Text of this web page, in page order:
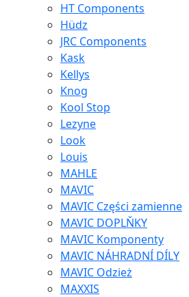
HT Components
Hüdz
JRC Components
Kask
Kellys
Knog
Kool Stop
Lezyne
Look
Louis
MAHLE
MAVIC
MAVIC Części zamienne
MAVIC DOPLŇKY
MAVIC Komponenty
MAVIC NÁHRADNÍ DÍLY
MAVIC Odzież
MAXXIS